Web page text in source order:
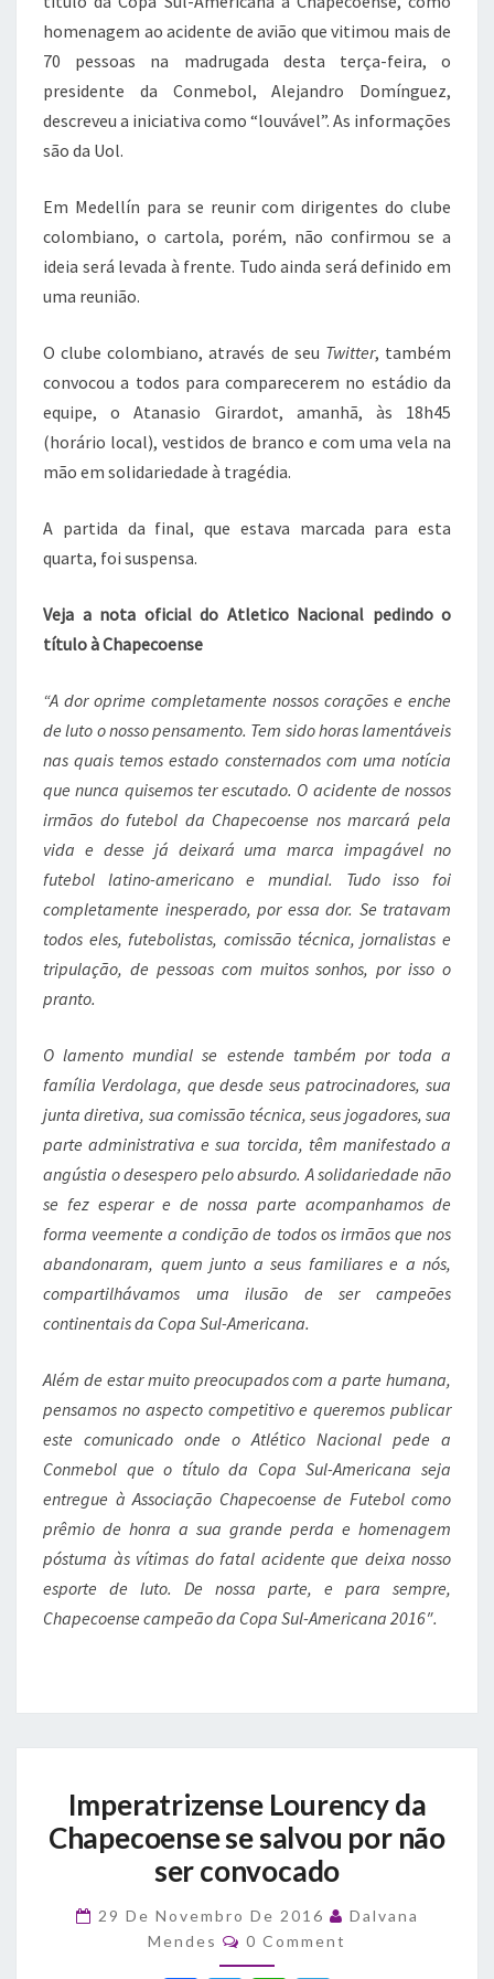
homenagem ao acidente de avião que vitimou mais de
70 pessoas na madrugada desta terça-feira, o
presidente da Conmebol, Alejandro Domínguez,
descreveu a iniciativa como “louvável”. As informações
são da Uol.
Em Medellín para se reunir com dirigentes do clube
colombiano, o cartola, porém, não confirmou se a
ideia será levada à frente. Tudo ainda será definido em
uma reunião.
O clube colombiano, através de seu Twitter, também
convocou a todos para comparecerem no estádio da
equipe, o Atanasio Girardot, amanhã, às 18h45
(horário local), vestidos de branco e com uma vela na
mão em solidariedade à tragédia.
A partida da final, que estava marcada para esta
quarta, foi suspensa.
Veja a nota oficial do Atletico Nacional pedindo o
título à Chapecoense
“A dor oprime completamente nossos corações e enche
de luto o nosso pensamento. Tem sido horas lamentáveis
nas quais temos estado consternados com uma notícia
que nunca quisemos ter escutado. O acidente de nossos
irmãos do futebol da Chapecoense nos marcará pela
vida e desse já deixará uma marca impagável no
futebol latino-americano e mundial. Tudo isso foi
completamente inesperado, por essa dor. Se tratavam
todos eles, futebolistas, comissão técnica, jornalistas e
tripulação, de pessoas com muitos sonhos, por isso o
pranto.
O lamento mundial se estende também por toda a
família Verdolaga, que desde seus patrocinadores, sua
junta diretiva, sua comissão técnica, seus jogadores, sua
parte administrativa e sua torcida, têm manifestado a
angústia o desespero pelo absurdo. A solidariedade não
se fez esperar e de nossa parte acompanhamos de
forma veemente a condição de todos os irmãos que nos
abandonaram, quem junto a seus familiares e a nós,
compartilhávamos uma ilusão de ser campeões
continentais da Copa Sul-Americana.
Além de estar muito preocupados com a parte humana,
pensamos no aspecto competitivo e queremos publicar
este comunicado onde o Atlético Nacional pede a
Conmebol que o título da Copa Sul-Americana seja
entregue à Associação Chapecoense de Futebol como
prêmio de honra a sua grande perda e homenagem
póstuma às vítimas do fatal acidente que deixa nosso
esporte de luto. De nossa parte, e para sempre,
Chapecoense campeão da Copa Sul-Americana 2016″.
Lourency
Chapecoense
se
por
não
ser
Imperatrizense Lourency da
Chapecoense se salvou por não
ser convocado
29 De Novembro De 2016
Dalvana
Mendes
Comments
0 Comment